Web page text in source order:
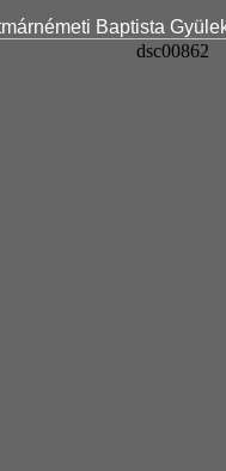
Baptista